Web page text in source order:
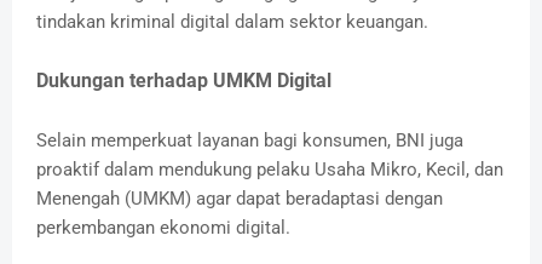
tindakan kriminal digital dalam sektor keuangan.
Dukungan terhadap UMKM Digital
Selain memperkuat layanan bagi konsumen, BNI juga
proaktif dalam mendukung pelaku Usaha Mikro, Kecil, dan
Menengah (UMKM) agar dapat beradaptasi dengan
perkembangan ekonomi digital.